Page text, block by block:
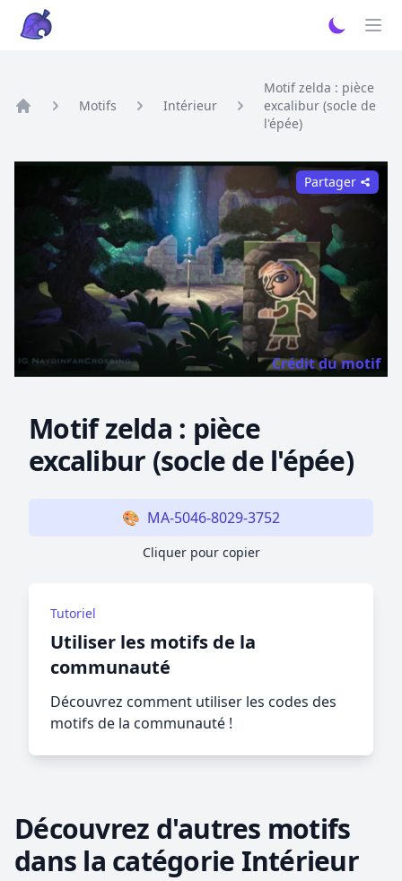
Motifs Intérieur
Motif zelda : pièce
excalibur (socle de
l'épée)
Crédit du motif
Partager
Motif zelda : pièce
excalibur (socle de l'épée)
🎨 MA-5046-8029-3752
Cliquer pour copier
Tutoriel
Utiliser les motifs de la
communauté
Découvrez comment utiliser les codes des
motifs de la communauté !
Découvrez d'autres motifs
dans la catégorie Intérieur